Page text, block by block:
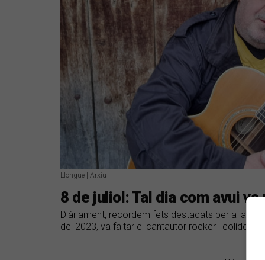
Llongue | Arxiu
8 de juliol: Tal dia com avui
Diàriament, recordem fets destacats per a la
del 2023, va faltar el cantautor rocker i colíder de